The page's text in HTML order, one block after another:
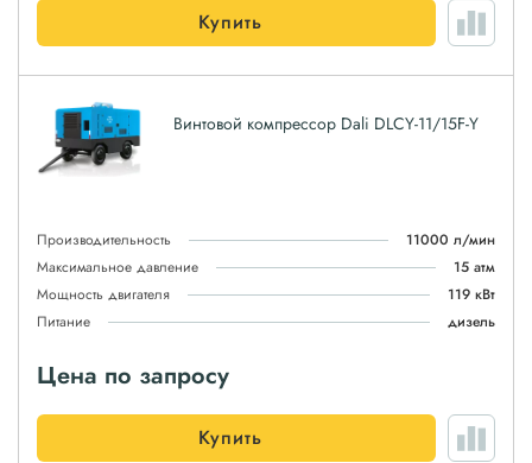
Купить
Винтовой компрессор Dali DLCY-11/15F-Y
Производительность
11000 л/мин
Максимальное давление
15 атм
Мощность двигателя
119 кВт
Питание
дизель
Цена по запросу
Купить